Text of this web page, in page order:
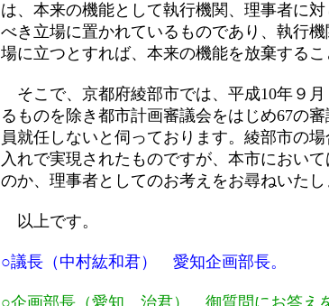
は、本来の機能として執行機関、理事者に
べき立場に置かれているものであり、執行
場に立つとすれば、本来の機能を放棄するこ
そこで、京都府綾部市では、平成10年９
るものを除き都市計画審議会をはじめ67の
員就任しないと伺っております。綾部市の
入れで実現されたものですが、本市におい
のか、理事者としてのお考えをお尋ねいたし
以上です。
○議長（中村紘和君） 愛知企画部長。
○企画部長（愛知 治君） 御質問にお答えを